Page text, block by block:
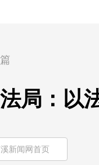
局：以
新闻网首页